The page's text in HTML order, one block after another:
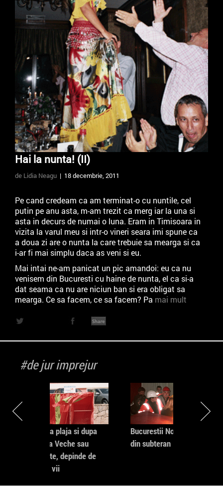
Hai la nunta! (II)
de Lidia Neagu | 18 decembrie, 2011
Pe cand credeam ca am terminat-o cu nuntile, cel
putin pe anu asta, m-am trezit ca merg iar la una si
asta in decurs de numai o luna. Eram in Timisoara in
vizita la varul meu si intr-o vineri seara imi spune ca
a doua zi are o nunta la care trebuie sa mearga si ca
i-ar fi mai simplu daca as veni si eu.
Mai intai ne-am panicat un pic amandoi: eu ca nu
venisem din Bucuresti cu haine de nunta, el ca si-a
dat seama ca nu are niciun ban si era obligat sa
mearga. Ce sa facem, ce sa facem? Pa mai mult
#de jur imprejur
Exista plaja si dupa
Vama Veche sau
inainte, depinde de
unde vii
Bucurestii Noi direct
din subteran